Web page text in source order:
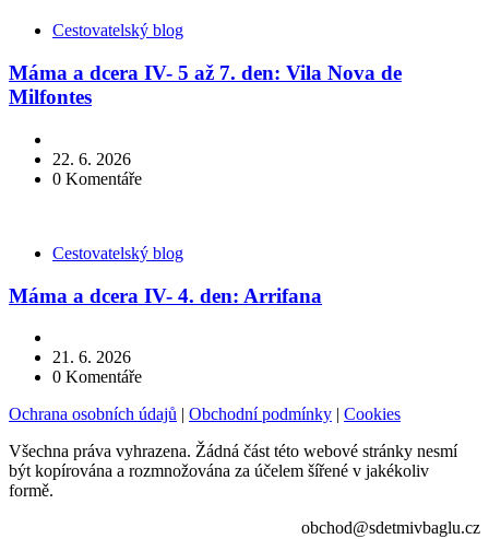
KategorieCestovatelský blog
Máma a dcera IV- 5 až 7. den: Vila Nova de
Milfontes
22. 6. 2026
0 Komentáře
KategorieCestovatelský blog
Máma a dcera IV- 4. den: Arrifana
21. 6. 2026
0 Komentáře
Ochrana osobních údajů | Obchodní podmínky | Cookies
Všechna práva vyhrazena. Žádná část této webové stránky nesmí
být kopírována a rozmnožována za účelem šířené v jakékoliv
formě.
obchod@sdetmivbaglu.cz